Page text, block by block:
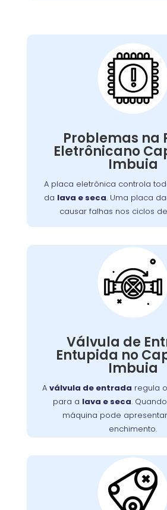
Problemas na
Eletrônicano
Imbuia
A placa eletrônica controla
da lava e seca. Uma placa
causar falhas nos ciclos
Placa
A placa eletrônica controla
causar falhas nos ciclos de
ou na interface
Problemas
ou picos de energia são
o controle adequado das
Válvula de
Entupida no
Imbuia
A válvula de entrada regula
para a lava e seca.
máquina pode
enchimento.
Válvula de
Água
A válvula de entrada regula o
. Quando entupida, a
máquina pode
enchimento ou não iniciar o
Detritos e depósitos de
comuns. Limpeza ou
necessária para o fluxo